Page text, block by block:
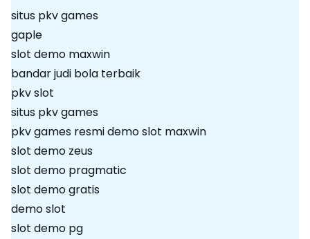
situs pkv games
gaple
slot demo maxwin
bandar judi bola terbaik
pkv slot
situs pkv games
pkv games resmidemo slot maxwin
slot demo zeus
slot demo pragmatic
slot demo gratis
demo slot
slot demo pg